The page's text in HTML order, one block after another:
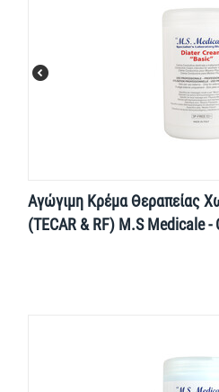
Αγώγιμη Κρέμα Θεραπείας
(TECAR & RF) M.S Medicale